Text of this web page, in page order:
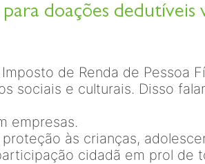
doações
de Renda de
sociais e culturais. Disso
empresas.
às crianças,
cidadã em prol de